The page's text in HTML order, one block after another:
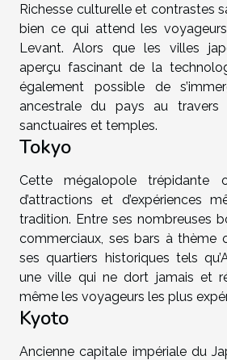
Richesse culturelle et contrastes
bien ce qui attend les
Levant. Alors que les villes
aperçu fascinant de la
également possible de
ancestrale du pays au travers
sanctuaires et temples.
Tokyo
Cette mégalopole trépidante
d’attractions et d’expériences
tradition. Entre ses nombreuses
commerciaux, ses bars à thème
ses quartiers historiques tels
une ville qui ne dort jamais et
même les voyageurs les plus
Kyoto
Ancienne capitale impériale du